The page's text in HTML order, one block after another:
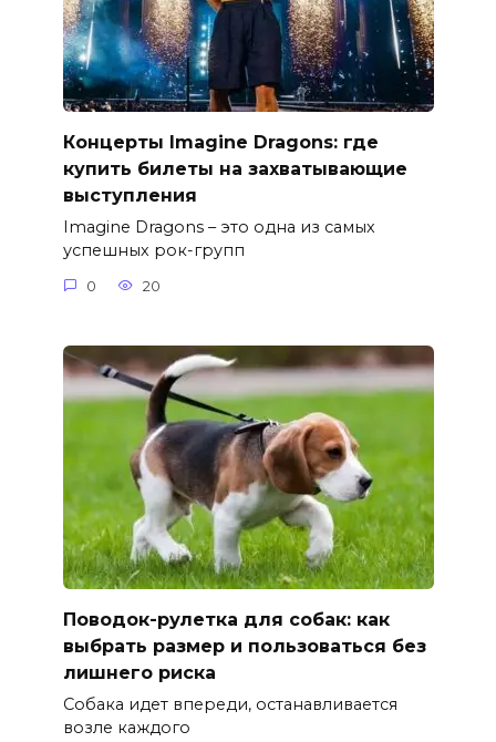
Концерты Imagine Dragons: где
купить билеты на захватывающие
выступления
Imagine Dragons – это одна из самых
успешных рок-групп
0 20
Поводок-рулетка для собак: как
выбрать размер и пользоваться без
лишнего риска
Собака идет впереди, останавливается
возле каждого